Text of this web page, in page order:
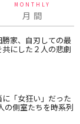
MONTHLY
月 間
勝家、自刃しての最
にした２人の悲劇
に「女狂い」だった
の側室たちを時系列